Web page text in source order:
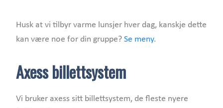
Husk at vi tilbyr varme lunsjer hver dag, kanskje dette
kan være noe for din gruppe? Se meny.
Axess billettsystem
Vi bruker axess sitt billettsystem, de fleste nyere